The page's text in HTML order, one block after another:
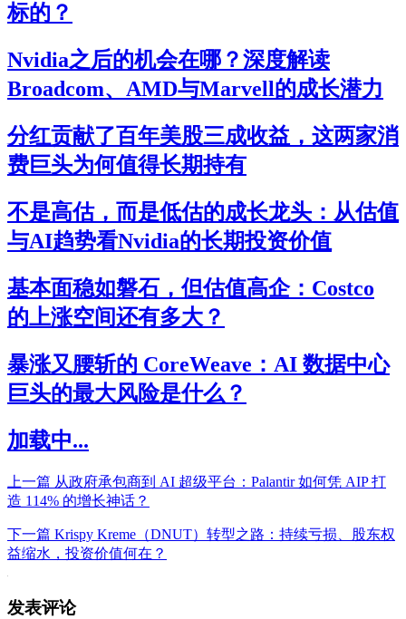
标的？
Nvidia之后的机会在哪？深度解读
Broadcom、AMD与Marvell的成长潜力
分红贡献了百年美股三成收益，这两家消
费巨头为何值得长期持有
不是高估，而是低估的成长龙头：从估值
与AI趋势看Nvidia的长期投资价值
基本面稳如磐石，但估值高企：Costco
的上涨空间还有多大？
暴涨又腰斩的 CoreWeave：AI 数据中心
巨头的最大风险是什么？
加载中...
上一篇 从政府承包商到 AI 超级平台：Palantir 如何凭 AIP 打
造 114% 的增长神话？
下一篇 Krispy Kreme（DNUT）转型之路：持续亏损、股东权
益缩水，投资价值何在？
发表评论